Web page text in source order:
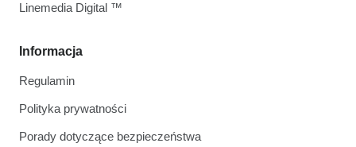
Informacja
Regulamin
Polityka prywatności
Porady dotyczące bezpieczeństwa
Linemedia Digital ™